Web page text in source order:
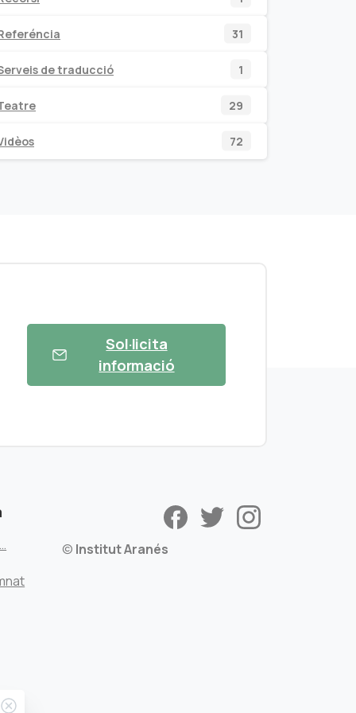
producte
31
productes
de traducció
1
producte
29
productes
72
productes
Sol·licita
informació
© Institut Aranés
Close